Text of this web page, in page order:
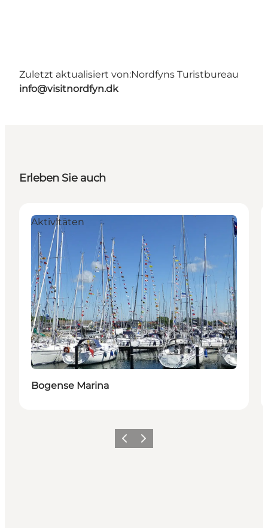
Zuletzt aktualisiert von:Nordfyns Turistbureau
info@visitnordfyn.dk
Erleben Sie auch
Aktivitäten
Bogense Marina
Vorherige Folie
Nächste Folie